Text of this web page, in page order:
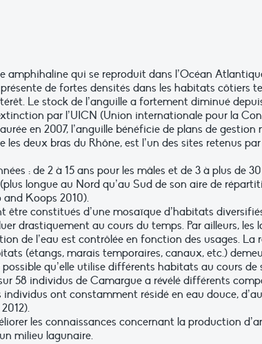
amphihaline qui se reproduit dans l’Océan
de fortes densités dans les habitats côtiers
Le stock de l’anguille a fortement diminué
par l’UICN (Union internationale pour la
en 2007, l’anguille bénéficie de plans de gestion
deux bras du Rhône, est l’un des sites retenus
: de 2 à 15 ans pour les mâles et de 3 à plus de
longue au Nord qu’au Sud de son aire de
and Koops 2010).
constitués d’une mosaïque d’habitats
drastiquement au cours du temps. Par ailleurs, les
de l’eau est contrôlée en fonction des usages. La
(étangs, marais temporaires, canaux, etc.)
qu’elle utilise différents habitats au cours
58 individus de Camargue a révélé différents
ont constamment résidé en eau douce,
les connaissances concernant la production
milieu lagunaire.